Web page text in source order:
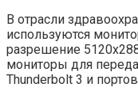
В отрасли
используются
разрешение
мониторы для
Thunderbolt 3 и